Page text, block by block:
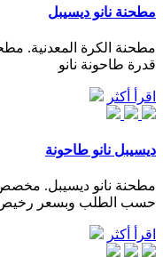
مطحنة نانو ديسيبل
قدرة طاحونة نانو
اقرأ أكثر
ديسيبل نانو طاحونة
حسب الطلب وبسعر رخيص
اقرأ أكثر